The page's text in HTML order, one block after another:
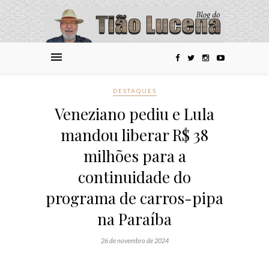
DESTAQUES
Veneziano pediu e Lula
mandou liberar R$ 38
milhões para a
continuidade do
programa de carros-pipa
na Paraíba
26 de novembro de 2024